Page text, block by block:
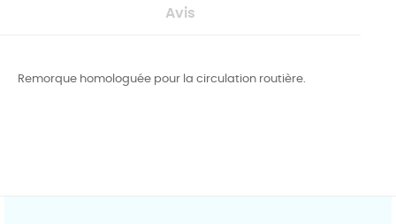
Avis
Remorque homologuée pour la circulation routière.